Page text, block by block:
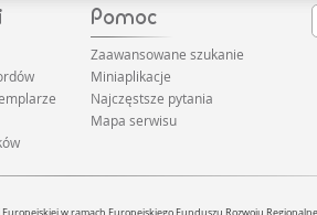
Zaawansowane szukanie
Miniaplikacje
Najczęstsze pytania
Mapa serwisu